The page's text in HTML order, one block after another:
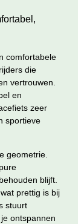
comfortabele
die
vertrouwen.
en
zeer
sportieve
geometrie.
blijft.
prettig is bij
stuurt
ontspannen